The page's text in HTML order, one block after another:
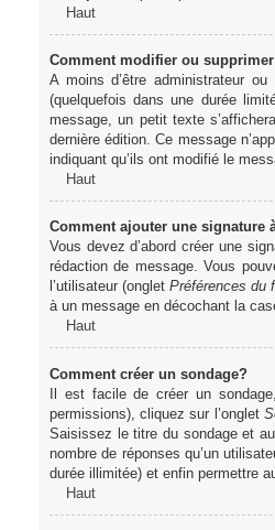
Haut
Comment modifier ou
A moins d’être administrateur
(quelquefois dans une durée
message, un petit texte
dernière édition. Ce message
indiquant qu’ils ont modifié le
Haut
Comment ajouter une signature
Vous devez d’abord créer une
rédaction de message. Vous
l’utilisateur (onglet Préférences du
à un message en décochant la
Haut
Comment créer un sondage?
Il est facile de créer un
permissions), cliquez sur l’onglet
Saisissez le titre du sondage et
nombre de réponses qu’un
durée illimitée) et enfin permettre
Haut